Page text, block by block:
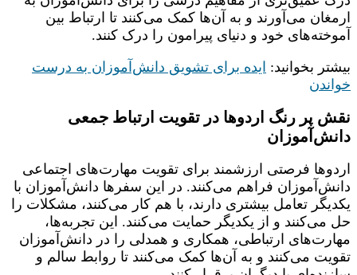
ارمغان می‌آورند و به آن‌ها کمک می‌کنند تا ارتباط بین
آموخته‌های خود و دنیای پیرامون را درک کنند.
بیشتر بخوانید: ایده برای تشویق دانش‌آموزان به درست
خواندن
نقش پر رنگ اردو‌ها در تقویت ارتباط جمعی
دانش‌آموزان
اردوها فرصتی ارزشمند برای تقویت مهارت‌های اجتماعی
دانش‌آموزان فراهم می‌کنند. در این سفرها دانش‌آموزان با
یکدیگر تعامل بیشتری دارند، با هم کار می‌کنند، مشکلات را
حل می‌کنند و از یکدیگر حمایت می‌کنند. این تجربه‌ها،
مهارت‌های ارتباطی، همکاری و همدلی را در دانش‌آموزان
تقویت می‌کنند و به آن‌ها کمک می‌کنند تا روابط سالم و